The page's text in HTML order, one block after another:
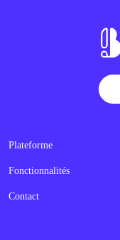
Plateforme
Fonctionnalités
Contact